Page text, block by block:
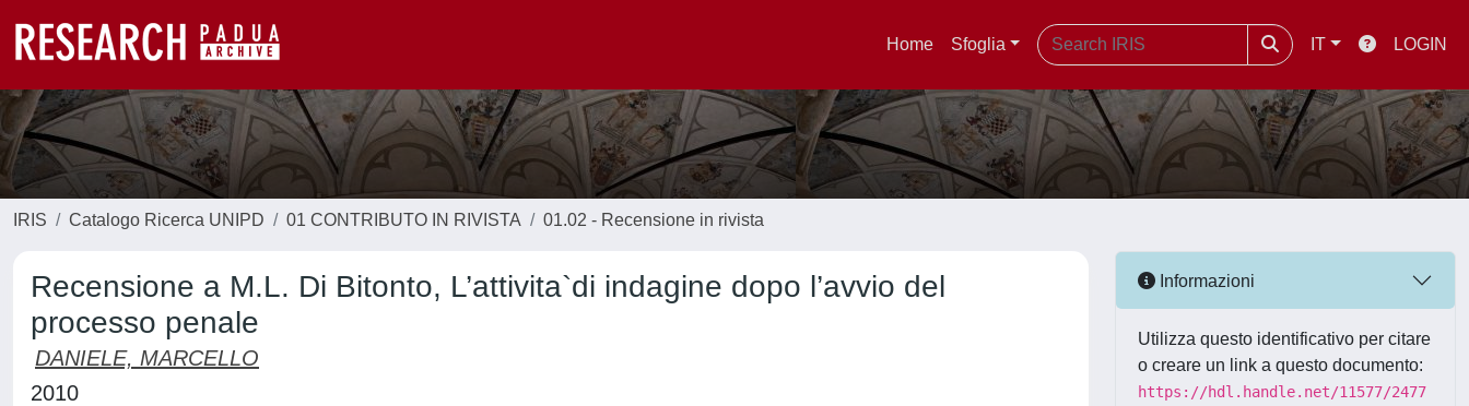
Home Sfoglia IT LOGIN
IRIS Catalogo Ricerca UNIPD 01 CONTRIBUTO IN RIVISTA 01.02 - Recensione in rivista
Recensione a M.L. Di Bitonto, L’attivita`di indagine dopo l’avvio del
processo penale
DANIELE, MARCELLO
2010
Informazioni
Utilizza questo identificativo per citare
o creare un link a questo documento:
https://hdl.handle.net/11577/2477